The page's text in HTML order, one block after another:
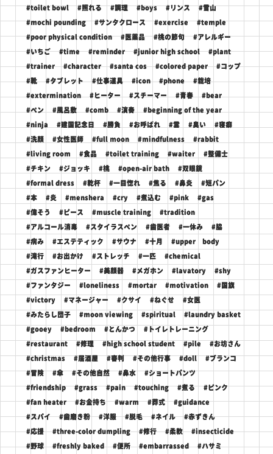
#toilet bowl #照れる #調理 #boys #リンス #雪山
#mochi pounding #サンタクロース #exercise #temple
#poor physical condition #医薬品 #桃の節句 #アレルギー
#いちご #time #reminder #junior high school #plant
#trainer #character #santa cos #colored paper #コップ
#靴 #タブレット #仕事道具 #icon #phone #栽培
#extermination #ヒーター #スチーマー #青春 #bear
#ペン #風呂敷 #comb #演奏 #beginning of the year
#ninja #建国記念日 #勝負 #お呼ばれ #雲 #臭い #寝癖
#洗顔 #女性医師 #full moon #mindfulness #rabbit
#living room #食品 #toilet training #waiter #整備士
#チキン #ジョッキ #桃 #open-air bath #双眼鏡
#formal dress #乾杯 #一目惚れ #焦る #鼻炎 #短パン
#本 #炎 #menshera #cry #煮込む #pink #gas
#偉そう #ピース #muscle training #tradition
#アルコール消毒 #スタイラスペン #歯医者 #一休み #脇
#病み #エステティック #サウナ #十月 #upper body
#滝行 #お出かけ #ストレッチ #一匹 #chemical
#ガスファンヒーター #美顔器 #メガホン #lavatory #shy
#ファンタジー #loneliness #mortar #motivation #国旗
#victory #マネージャー #クサイ #ねぐせ #女医
#みたらし団子 #moon viewing #spiritual #laundry basket
#gooey #bedroom #とんかつ #トイレトレーニング
#restaurant #修理 #high school student #pile #お坊さん
#christmas #居酒屋 #審判 #その他行事 #doll #ブランコ
#冒険 #傘 #その他自然 #鼻水 #ショートパンツ
#friendship #grass #pain #touching #煮る #ピンク
#fan heater #お金持ち #warm #葬式 #guidance
#スパイ #歯磨き粉 #洋服 #脱毛 #ネイル #赤ずきん
#応援 #three-color dumpling #修行 #柔軟 #insecticide
#野球 #freshly baked #便所 #embarrassed #ハサミ